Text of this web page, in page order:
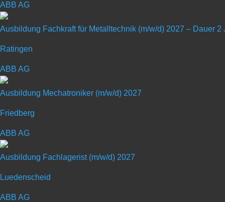
ABB AG
Ausbildung Fachkraft für Metalltechnik (m/w/d) 2027 – Dauer 2
Ratingen
ABB AG
Ausbildung Mechatroniker (m/w/d) 2027
Friedberg
ABB AG
Ausbildung Fachlagerist (m/w/d) 2027
Luedenscheid
ABB AG
Entwicklungschancen – bei BENTELER geben wir dir
Du absolvierst ein Hochschulstudium
Du profitierst von einem 3-monatigen